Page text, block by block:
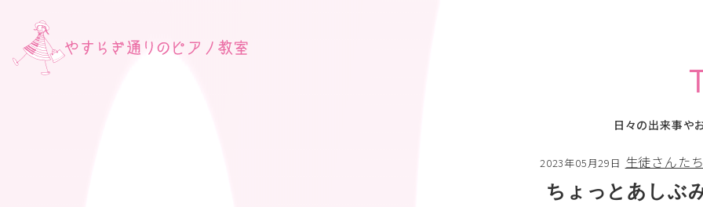
日々の出来事や
2023年05月29日 生徒さんた
ちょっとあしぶ